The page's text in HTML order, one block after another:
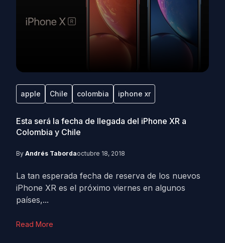
apple Chile colombia iphone xr
Esta será la fecha de llegada del iPhone XR a
Colombia y Chile
By Andrés Tabordaoctubre 18, 2018
La tan esperada fecha de reserva de los nuevos
iPhone XR es el próximo viernes en algunos
países,...
Read More